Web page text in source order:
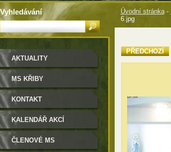
Úvodní stránka -
6.jpg
PŘEDCHOZÍ
AKTUALITY
MS KŘIBY
KONTAKT
KALENDÁŘ AKCÍ
ČLENOVÉ MS
Vyhledávání